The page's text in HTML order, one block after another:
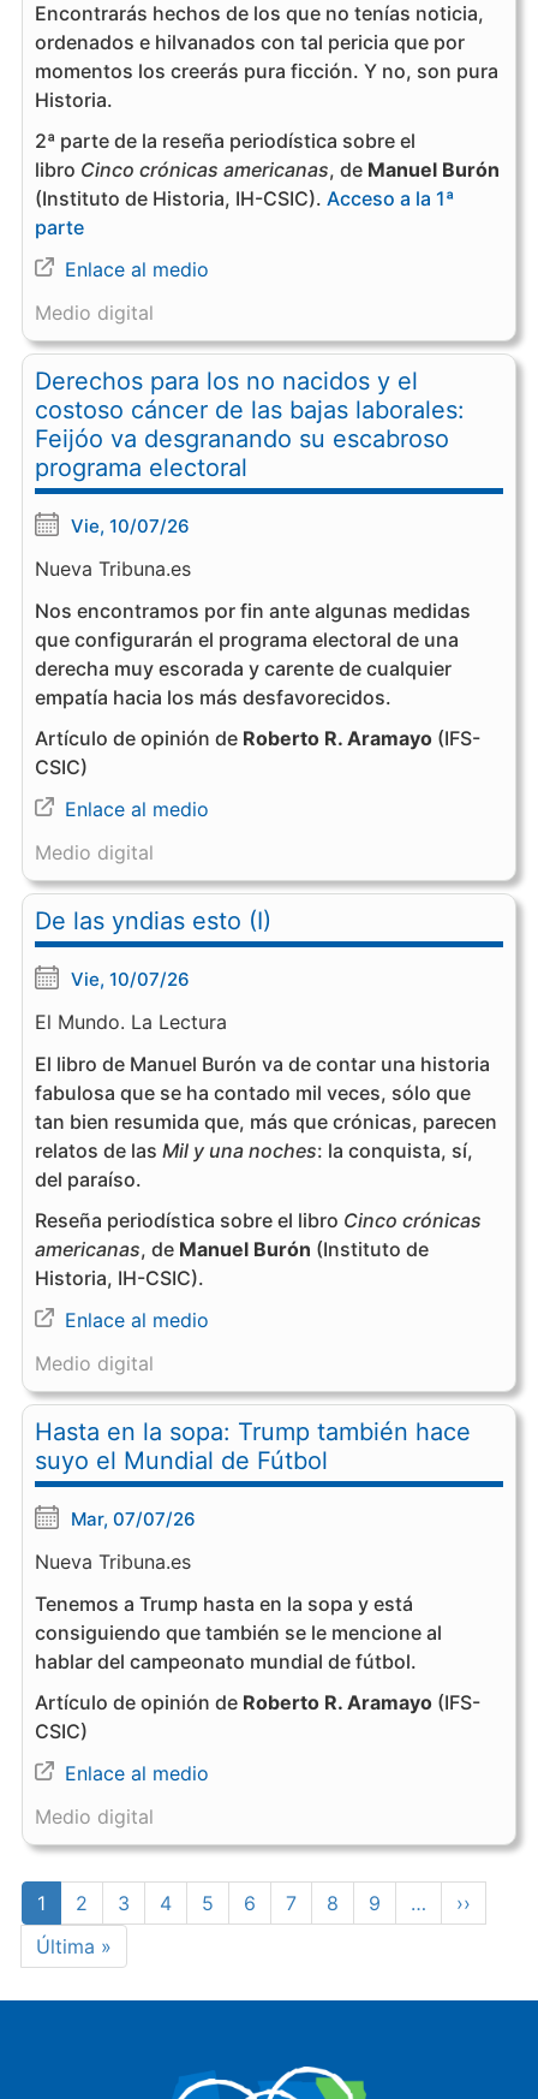
Encontrarás hechos de los que no tenías noticia,
ordenados e hilvanados con tal pericia que por
momentos los creerás pura ficción. Y no, son pura
Historia.
2ª parte de la reseña periodística sobre el
libro Cinco crónicas americanas, de Manuel Burón
(Instituto de Historia, IH-CSIC). Acceso a la 1ª
parte
Enlace al medio
Medio digital
Derechos para los no nacidos y el
costoso cáncer de las bajas laborales:
Feijóo va desgranando su escabroso
programa electoral
Vie, 10/07/26
Nueva Tribuna.es
Nos encontramos por fin ante algunas medidas
que configurarán el programa electoral de una
derecha muy escorada y carente de cualquier
empatía hacia los más desfavorecidos.
Artículo de opinión de Roberto R. Aramayo(IFS-
CSIC)
Enlace al medio
Medio digital
De las yndias esto (I)
Vie, 10/07/26
El Mundo. La Lectura
El libro de Manuel Burón va de contar una historia
fabulosa que se ha contado mil veces, sólo que
tan bien resumida que, más que crónicas, parecen
relatos de las Mil y una noches: la conquista, sí,
del paraíso.
Reseña periodística sobre el libro Cinco crónicas
americanas, de Manuel Burón (Instituto de
Historia, IH-CSIC).
Enlace al medio
Medio digital
Hasta en la sopa: Trump también hace
suyo el Mundial de Fútbol
Mar, 07/07/26
Nueva Tribuna.es
Tenemos a Trump hasta en la sopa y está
consiguiendo que también se le mencione al
hablar del campeonato mundial de fútbol.
Artículo de opinión de Roberto R. Aramayo(IFS-
CSIC)
Enlace al medio
Medio digital
Paginación
Página
actual
1 Page
2 Page
3 Page
4 Page
5 Page
6 Page
7 Page
8 Page
9 …
página
››
Última
página
Última »